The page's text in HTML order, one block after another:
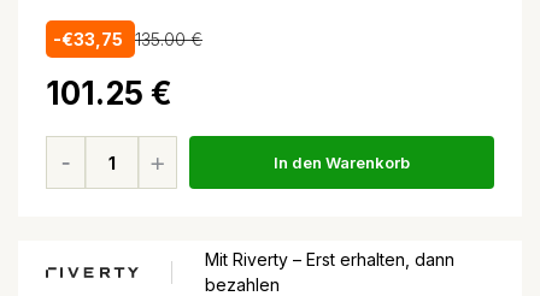
-€33,75 135.00 €
101.25 €
In den Warenkorb
Mit Riverty – Erst erhalten, dann
bezahlen